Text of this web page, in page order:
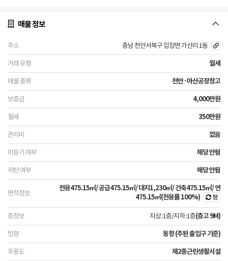
매물 정보
충남 천안서북구 입장면 가산리 1동
월세
천안·아산공장창고
4,000만원
350만원
없음
해당 안됨
해당 안됨
전용475.15㎡/ 공급475.15㎡/ 대지 1,230㎡/ 건축475.15㎡/ 연
475.15㎡(전용률 100%) 평
지상 :1층/지하 :1층(층고 9M)
동향 (주된 출입구 기준)
제2종근린생활시설